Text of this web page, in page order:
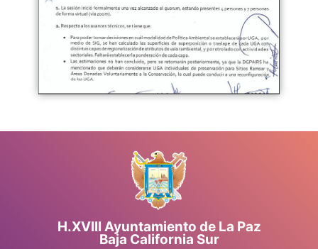
H.XVIII Ayuntamiento de La Paz
Baja California Sur